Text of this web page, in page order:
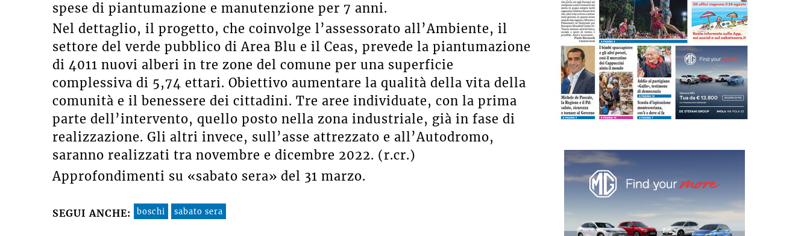
spese di piantumazione e manutenzione per 7 anni.
Nel dettaglio, il progetto, che coinvolge l’assessorato all’Ambiente, il
settore del verde pubblico di Area Blu e il Ceas, prevede la piantumazione
di 4011 nuovi alberi in tre zone del comune per una superficie
complessiva di 5,74 ettari. Obiettivo aumentare la qualità della vita della
comunità e il benessere dei cittadini. Tre aree individuate, con la prima
parte dell’intervento, quello posto nella zona industriale, già in fase di
realizzazione. Gli altri invece, sull’asse attrezzato e all’Autodromo,
saranno realizzati tra novembre e dicembre 2022. (r.cr.)
Approfondimenti su «sabato sera» del 31 marzo.
SEGUI ANCHE: boschi sabato sera